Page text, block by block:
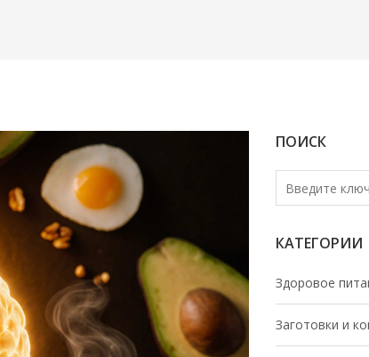
ПОИСК
КАТЕГОРИИ
Здоровое
Заготовки и